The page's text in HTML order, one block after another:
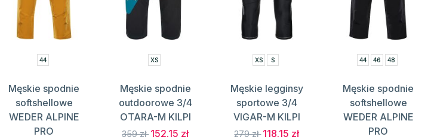
44
Męskie spodnie
softshellowe
WEDER ALPINE
PRO
XS
Męskie spodnie
outdoorowe 3/4
OTARA-M KILPI
359 zł 152.15 zł
XS S
Męskie legginsy
sportowe 3/4
VIGAR-M KILPI
279 zł 118.15 zł
44 46 48
Męskie spodnie
softshellowe
WEDER ALPINE
PRO